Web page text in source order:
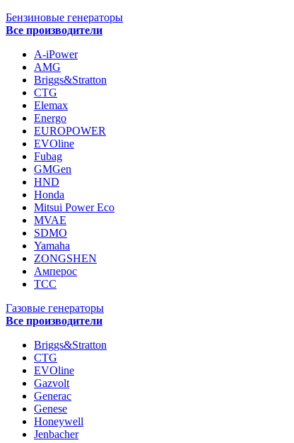
Бензиновые генераторы
Все производители
A-iPower
AMG
Briggs&Stratton
CTG
Elemax
Energo
EUROPOWER
EVOline
Fubag
GMGen
HND
Honda
Mitsui Power Eco
MVAE
SDMO
Yamaha
ZONGSHEN
Амперос
ТСС
Газовые генераторы
Все производители
Briggs&Stratton
CTG
EVOline
Gazvolt
Generac
Genese
Honeywell
Jenbacher